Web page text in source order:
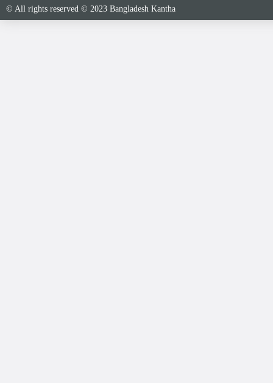
© All rights reserved © 2023 Bangladesh Kantha